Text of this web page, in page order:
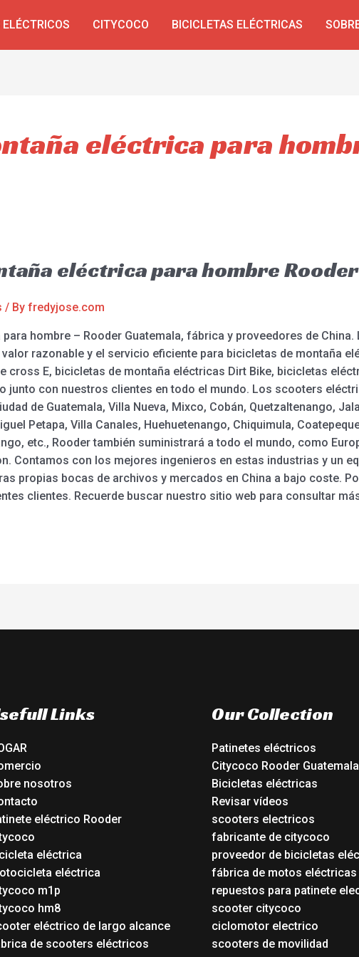
CITYCOCO BICICLETAS ELÉCTRICAS
eléctrica para
eléctrica para hombre
/ By fredyjose.com
hombre – Rooder Guatemala, fábrica y proveedores de
razonable y el servicio eficiente para bicicletas de montaña
cross E, bicicletas de montaña eléctricas Dirt Bike, bicicletas
junto con nuestros clientes en todo el mundo. Los scooters
de Guatemala, Villa Nueva, Mixco, Cobán, Quetzaltenango,
Petapa, Villa Canales, Huehuetenango, Chiquimula,
etc., Rooder también suministrará a todo el mundo, como
Contamos con los mejores ingenieros en estas industrias y un
propias bocas de archivos y mercados en China a bajo coste.
clientes. Recuerde buscar nuestro sitio web para consultar
Links
nosotros
eléctrico Rooder
eléctrica
eléctrica
m1p
hm8
eléctrico de largo alcance
de scooters eléctricos
Our Collection
Patinetes eléctricos
Citycoco Rooder Guatemala
Bicicletas eléctricas
Revisar vídeos
scooters electricos
fabricante de citycoco
proveedor de bicicletas
fábrica de motos eléctricas
repuestos para patinete
scooter citycoco
ciclomotor electrico
scooters de movilidad